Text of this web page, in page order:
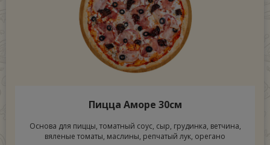
Пицца Аморе 30см
Основа для пиццы, томатный соус, сыр, грудинка, ветчина,
вяленые томаты, маслины, репчатый лук, орегано